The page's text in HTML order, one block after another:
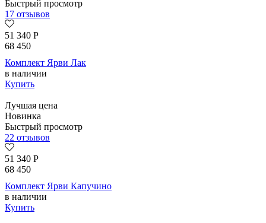
Быстрый просмотр
17 отзывов
51 340 Р
68 450
Комплект Ярви Лак
в наличии
Купить
Лучшая цена
Новинка
Быстрый просмотр
22 отзывов
51 340 Р
68 450
Комплект Ярви Капучино
в наличии
Купить